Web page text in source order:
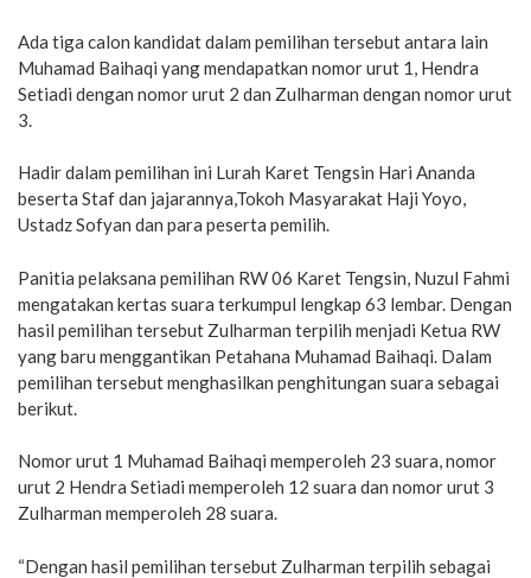
Ada tiga calon kandidat dalam pemilihan tersebut antara lain
Muhamad Baihaqi yang mendapatkan nomor urut 1, Hendra
Setiadi dengan nomor urut 2 dan Zulharman dengan nomor urut
3.
Hadir dalam pemilihan ini Lurah Karet Tengsin Hari Ananda
beserta Staf dan jajarannya,Tokoh Masyarakat Haji Yoyo,
Ustadz Sofyan dan para peserta pemilih.
Panitia pelaksana pemilihan RW 06 Karet Tengsin, Nuzul Fahmi
mengatakan kertas suara terkumpul lengkap 63 lembar. Dengan
hasil pemilihan tersebut Zulharman terpilih menjadi Ketua RW
yang baru menggantikan Petahana Muhamad Baihaqi. Dalam
pemilihan tersebut menghasilkan penghitungan suara sebagai
berikut.
Nomor urut 1 Muhamad Baihaqi memperoleh 23 suara, nomor
urut 2 Hendra Setiadi memperoleh 12 suara dan nomor urut 3
Zulharman memperoleh 28 suara.
“Dengan hasil pemilihan tersebut Zulharman terpilih sebagai